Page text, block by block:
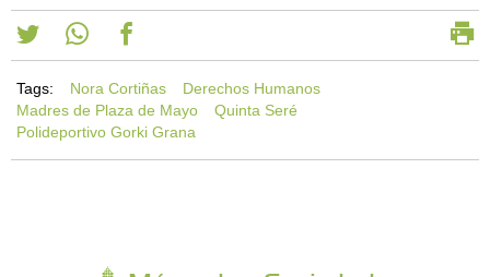
Tags: Nora Cortiñas
Derechos Humanos
Madres de Plaza de Mayo
Quinta Seré
Polideportivo Gorki Grana